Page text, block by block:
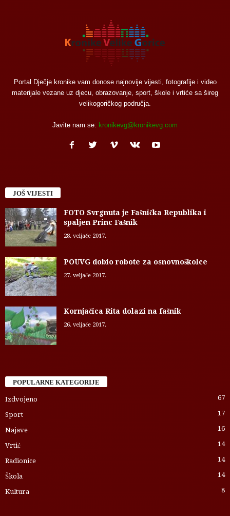
Portal Dječje kronike vam donose najnovije vijesti, fotografije i video
materijale vezane uz djecu, obrazovanje, sport, škole i vrtiće sa šireg
velikogoričkog područja.
Javite nam se: kronikevg@kronikevg.com
JOŠ VIJESTI
FOTO Svrgnuta je Fašnička Republika i
spaljen Princ Fašnik
28. veljače 2017.
POUVG dobio robote za osnovnoškolce
27. veljače 2017.
Kornjačica Rita dolazi na fašnik
26. veljače 2017.
POPULARNE KATEGORIJE
Izdvojeno 67
Sport 17
Najave 16
Vrtić 14
Radionice 14
Škola 14
Kultura 8